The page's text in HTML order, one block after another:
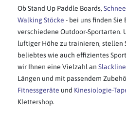
Ob Stand Up Paddle Boards,
Walking Stöcke - bei uns finden Sie
verschiedene Outdoor-Sportarten.
luftiger Höhe zu trainieren, stellen
beliebtes wie auch effizientes
wir Ihnen eine Vielzahl an
Längen und mit passendem
Fitnessgeräte und Kinesiologie-
Klettershop.